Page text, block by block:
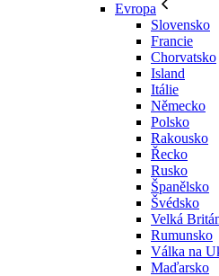
Evropa
Slovensko
Francie
Chorvatsko
Island
Itálie
Německo
Polsko
Rakousko
Řecko
Rusko
Španělsko
Švédsko
Velká
Rumunsko
Válka na
Maďarsko